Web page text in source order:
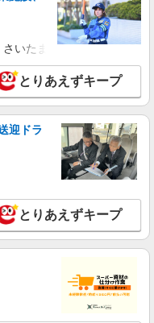
いたま市岩槻区・久喜市・
とりあえずキープ
迎ドラ
とりあえずキープ